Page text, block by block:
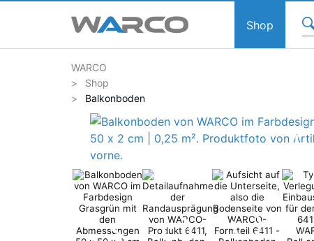
Shop
WARCO
Shop
Balkonboden